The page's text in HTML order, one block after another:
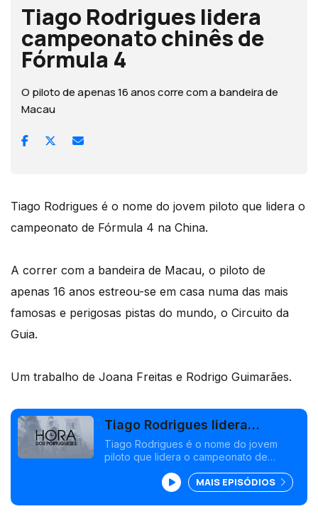
Tiago Rodrigues lidera
campeonato chinês de
Fórmula 4
O piloto de apenas 16 anos corre com a bandeira de
Macau
Tiago Rodrigues é o nome do jovem piloto que lidera o
campeonato de Fórmula 4 na China.
A correr com a bandeira de Macau, o piloto de
apenas 16 anos estreou-se em casa numa das mais
famosas e perigosas pistas do mundo, o Circuito da
Guia.
Um trabalho de Joana Freitas e Rodrigo Guimarães.
Tiago Rodrigues lidera
campeonato chinês de
Fórmula 4
Tiago Rodrigues é o nome do jovem
piloto que lidera o campeonato de
MAIS EPISÓDIOS